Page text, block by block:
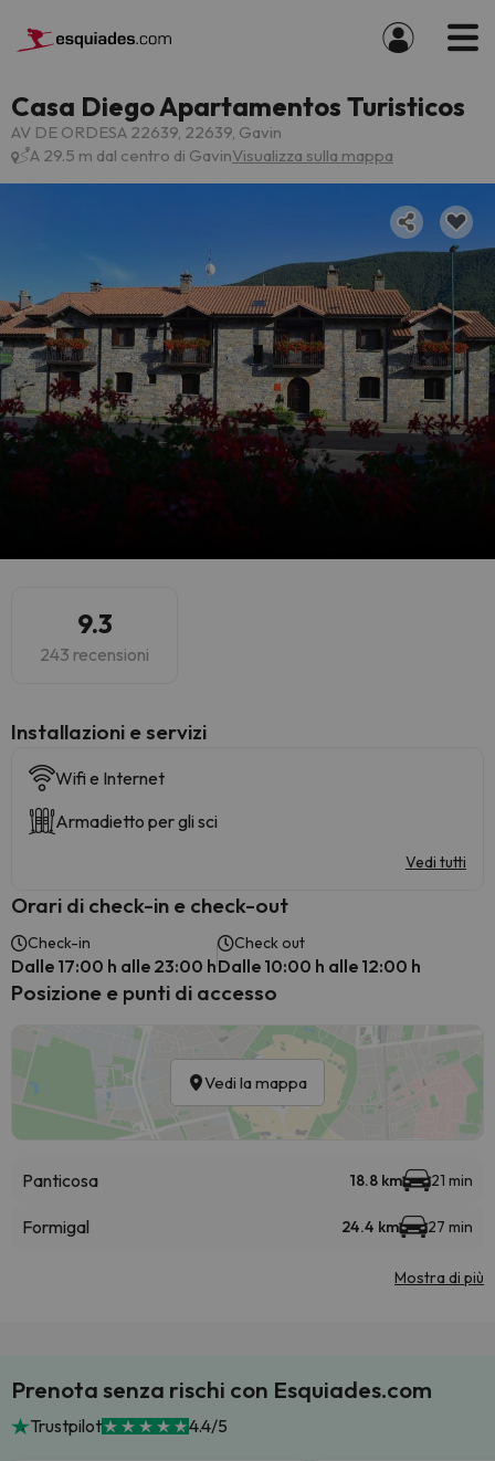
Casa Diego Apartamentos Turisticos
AV DE ORDESA 22639, 22639, Gavin
A 29.5 m dal centro di GavinVisualizza sulla mappa
9.3
243 recensioni
Installazioni e servizi
Wifi e Internet
Armadietto per gli sci
Vedi tutti
Orari di check-in e check-out
Check-in
Dalle 17:00 h alle 23:00 h
Check out
Dalle 10:00 h alle 12:00 h
Posizione e punti di accesso
Vedi la mappa
Panticosa 18.8 km 21 min
Formigal 24.4 km 27 min
Mostra di più
Prenota senza rischi con Esquiades.com
Trustpilot 4.4/5